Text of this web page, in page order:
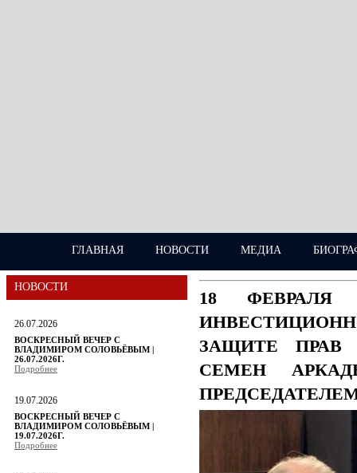
ГЛАВНАЯ НОВОСТИ МЕДИА
НОВОСТИ
26.07.2026
ВОСКРЕСНЫЙ ВЕЧЕР С
ВЛАДИМИРОМ СОЛОВЬЁВЫМ |
26.07.2026Г.
Подробнее
19.07.2026
ВОСКРЕСНЫЙ ВЕЧЕР С
ВЛАДИМИРОМ СОЛОВЬЁВЫМ |
19.07.2026Г.
Подробнее
18 ФЕВРАЛЯ
ЗАЩИТЕ ПРАВ
СЕМЕН